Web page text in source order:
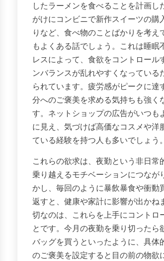
したラーメンを食べることを計画し
がけにコンビニで新作スイーツの購
りなど、食べ物のことばかりを考え
もよくある話でしょう。これは睡眠
レスによって、食欲をコントロール
ンバランスが乱れやすくなっている
られています。疲労感がピークに達
分へのご褒美を求める気持ちも強く
す。ネットショップの広告がいつも
に見え、気づけば高価なコスメや洋
ている経験を持つ人も多いでしょう。
これらの欲求は、夜勤という非日常
乗り越えるモチベーションにつなが
かし、毎回のように暴飲暴食や衝動
返すと、健康や家計に影響が出かね
切なのは、これらを上手にコントロ
とです。今月の夜勤を乗り切ったら
バッグを買うといったように、具体
のご褒美を設定すると目の前の物欲